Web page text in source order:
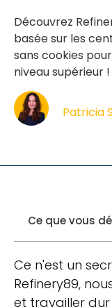
Découvrez
basée sur les
sans cookies
niveau supérieur !
Patricia
Ce que vous
Ce n'est un
Refinery89,
et travailler